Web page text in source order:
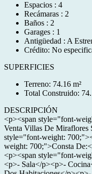
Espacios : 4
Recámaras : 2
Baños : 2
Garages : 1
Antigüedad : A
Crédito: No
SUPERFICIES
Terreno: 74.16 m²
Total Construido:
DESCRIPCIÓN
<p><span style="font-
Venta Villas De Miraflores
style="font-weight:
weight: 700;">Consta
<p><span style="font-
<p>- Sala</p><p>-